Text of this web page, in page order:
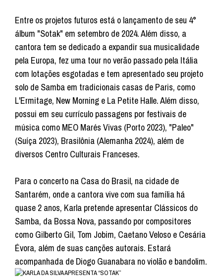
Entre os projetos futuros está o lançamento de seu 4°
álbum "Sotak" em setembro de 2024. Além disso, a
cantora tem se dedicado a expandir sua musicalidade
pela Europa, fez uma tour no verão passado pela Itália
com lotações esgotadas e tem apresentado seu projeto
solo de Samba em tradicionais casas de Paris, como
L'Ermitage, New Morning e La Petite Halle. Além disso,
possui em seu currículo passagens por festivais de
música como MEO Marés Vivas (Porto 2023), "Paleo"
(Suíça 2023), Brasilônia (Alemanha 2024), além de
diversos Centro Culturais Franceses.
Para o concerto na Casa do Brasil, na cidade de
Santarém, onde a cantora vive com sua família há
quase 2 anos, Karla pretende apresentar Clássicos do
Samba, da Bossa Nova, passando por compositores
como Gilberto Gil, Tom Jobim, Caetano Veloso e Cesária
Évora, além de suas canções autorais. Estará
acompanhada de Diogo Guanabara no violão e bandolim.